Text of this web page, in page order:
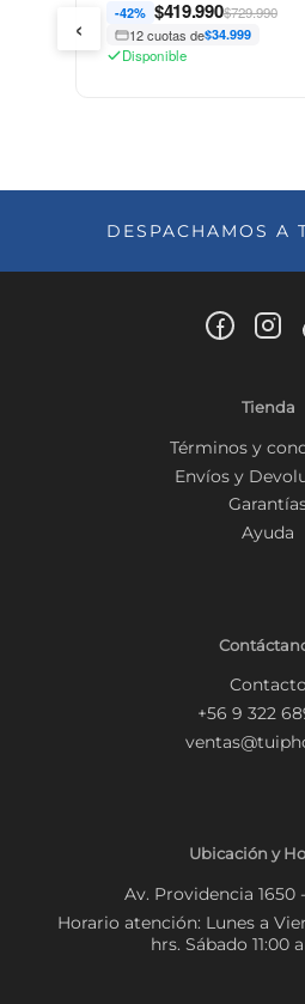
-42% $419.990$729.990
12 cuotas de$34.999
Disponible
‹
DESPACHAMOS A
Tienda
Términos y
Envíos y
Ayuda
Contacto
+56 9 322
Ubicación y
Av. Providencia 1650
Horario atención: Lunes a
hrs. Sábado 11:00